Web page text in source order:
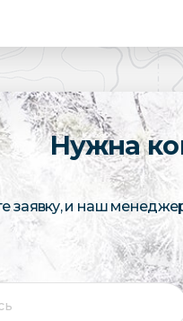
Нужна
заявку, и наш